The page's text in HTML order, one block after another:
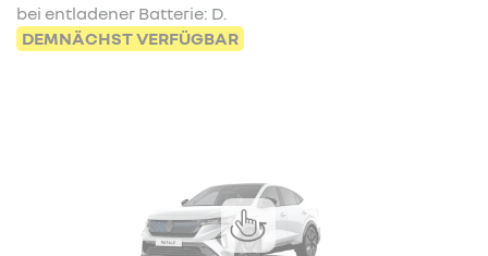
bei entladener Batterie: D.
DEMNÄCHST VERFÜGBAR